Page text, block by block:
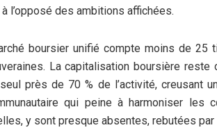
l’opposé des ambitions affichées.
boursier unifié compte moins de 25
La capitalisation boursière reste
près de 70 % de l’activité, creusant
qui peine à harmoniser les
y sont presque absentes, rebutées